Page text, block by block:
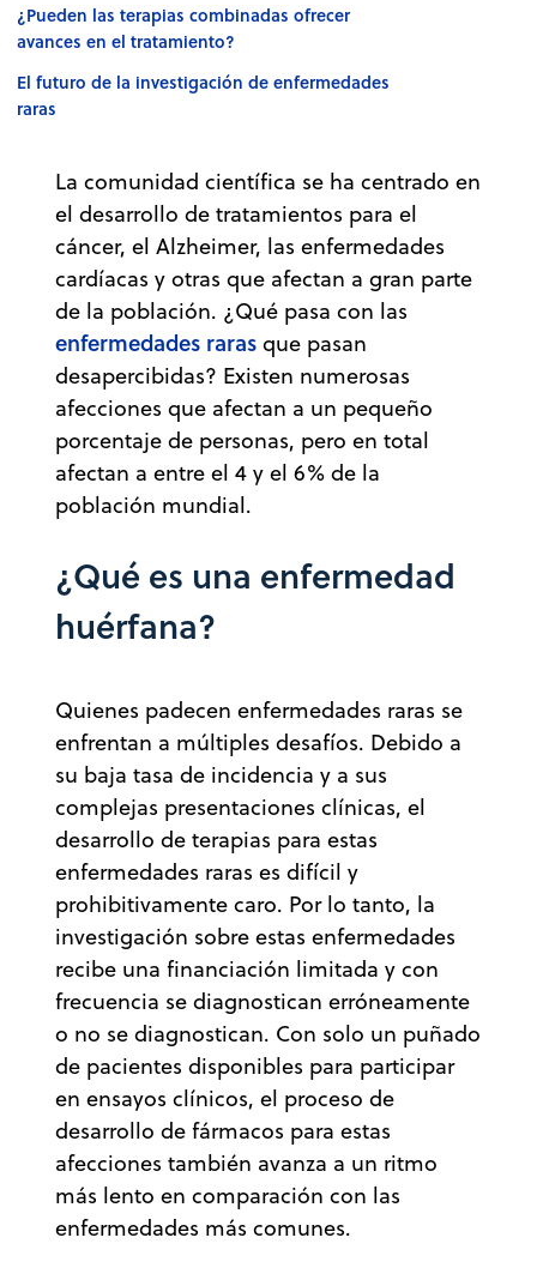
¿Pueden las terapias combinadas ofrecer
avances en el tratamiento?
El futuro de la investigación de enfermedades
raras
La comunidad científica se ha centrado en
el desarrollo de tratamientos para el
cáncer, el Alzheimer, las enfermedades
cardíacas y otras que afectan a gran parte
de la población. ¿Qué pasa con las
enfermedades raras que pasan
desapercibidas? Existen numerosas
afecciones que afectan a un pequeño
porcentaje de personas, pero en total
afectan a entre el 4 y el 6% de la
población mundial.
¿Qué es una enfermedad
huérfana?
Quienes padecen enfermedades raras se
enfrentan a múltiples desafíos. Debido a
su baja tasa de incidencia y a sus
complejas presentaciones clínicas, el
desarrollo de terapias para estas
enfermedades raras es difícil y
prohibitivamente caro. Por lo tanto, la
investigación sobre estas enfermedades
recibe una financiación limitada y con
frecuencia se diagnostican erróneamente
o no se diagnostican. Con solo un puñado
de pacientes disponibles para participar
en ensayos clínicos, el proceso de
desarrollo de fármacos para estas
afecciones también avanza a un ritmo
más lento en comparación con las
enfermedades más comunes.